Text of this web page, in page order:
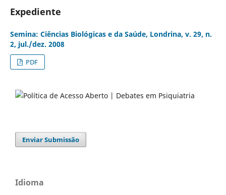
Expediente
Semina: Ciências Biológicas e da Saúde, Londrina, v. 29, n.
2, jul./dez. 2008
PDF
Enviar Submissão
Idioma